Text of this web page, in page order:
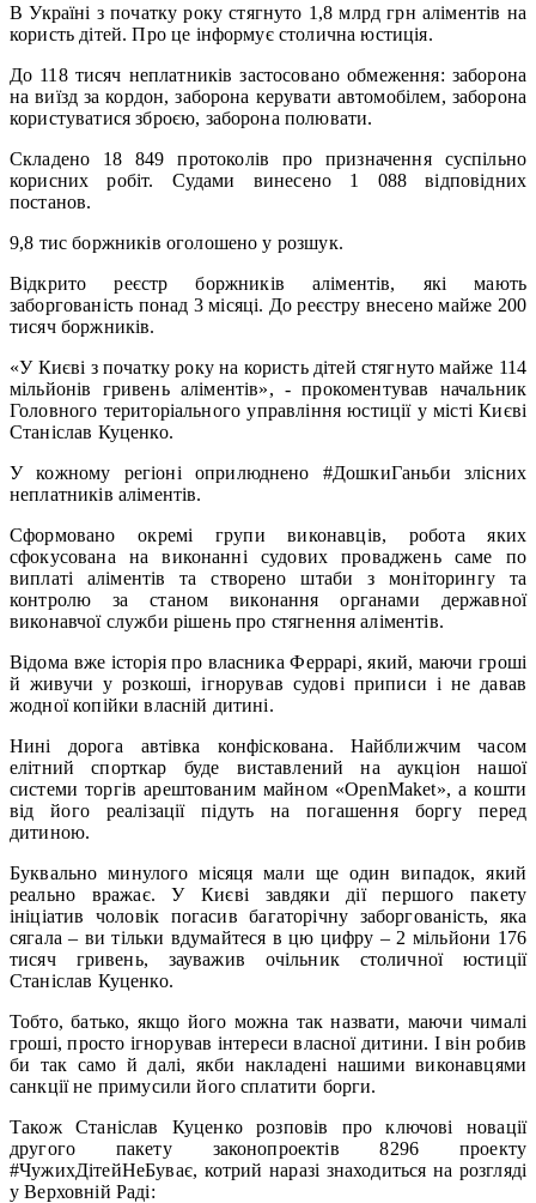
В Україні з початку року стягнуто 1,8 млрд грн аліментів на
користь дітей. Про це інформує столична юстиція.
До 118 тисяч неплатників застосовано обмеження: заборона
на виїзд за кордон, заборона керувати автомобілем, заборона
користуватися зброєю, заборона полювати.
Складено 18 849 протоколів про призначення суспільно
корисних робіт. Судами винесено 1 088 відповідних
постанов.
9,8 тис боржників оголошено у розшук.
Відкрито реєстр боржників аліментів, які мають
заборгованість понад 3 місяці. До реєстру внесено майже 200
тисяч боржників.
«У Києві з початку року на користь дітей стягнуто майже 114
мільйонів гривень аліментів», - прокоментував начальник
Головного територіального управління юстиції у місті Києві
Станіслав Куценко.
У кожному регіоні оприлюднено #ДошкиГаньби злісних
неплатників аліментів.
Сформовано окремі групи виконавців, робота яких
сфокусована на виконанні судових проваджень саме по
виплаті аліментів та створено штаби з моніторингу та
контролю за станом виконання органами державної
виконавчої служби рішень про стягнення аліментів.
Відома вже історія про власника Феррарі, який, маючи гроші
й живучи у розкоші, ігнорував судові приписи і не давав
жодної копійки власній дитині.
Нині дорога автівка конфіскована. Найближчим часом
елітний спорткар буде виставлений на аукціон нашої
системи торгів арештованим майном «OpenMaket», а кошти
від його реалізації підуть на погашення боргу перед
дитиною.
Буквально минулого місяця мали ще один випадок, який
реально вражає. У Києві завдяки дії першого пакету
ініціатив чоловік погасив багаторічну заборгованість, яка
сягала – ви тільки вдумайтеся в цю цифру – 2 мільйони 176
тисяч гривень, зауважив очільник столичної юстиції
Станіслав Куценко.
Тобто, батько, якщо його можна так назвати, маючи чималі
гроші, просто ігнорував інтереси власної дитини. І він робив
би так само й далі, якби накладені нашими виконавцями
санкції не примусили його сплатити борги.
Також Станіслав Куценко розповів про ключові новації
другого пакету законопроектів 8296 проекту
#ЧужихДітейНеБуває, котрий наразі знаходиться на розгляді
у Верховній Раді: